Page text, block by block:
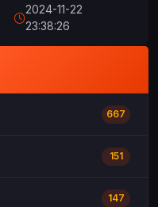
2024-11-22
23:38:26
667
151
147